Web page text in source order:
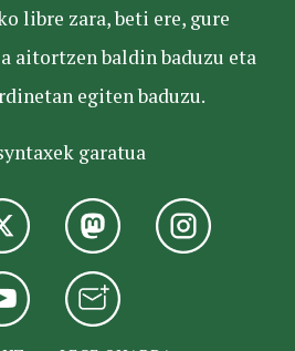
libre zara, beti ere, gure
aitortzen baldin baduzu eta
egiten baduzu.
garatua